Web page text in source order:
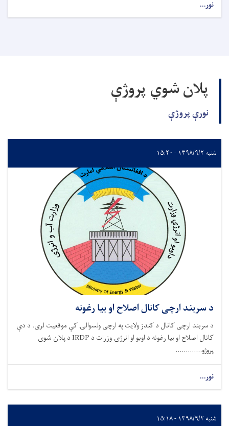
نور...
پلان شوي پروژې
نورې پروژې
شنبه ۱۳۹۸/۹/۲ - ۱۵:۲۰
د سربند ارچی کانال اصلاح او بیا رغونه
د سربند ارچی کانال د کندز ولایت په ارچی ولسوالۍ کې موقعیت لری. د دې
کانال اصلاح او بیا رغونه د اوبو او انرژۍ وزرات د IRDP د پلان شوی
پروژو.............
نور...
شنبه ۱۳۹۸/۹/۲ - ۱۵:۱۸